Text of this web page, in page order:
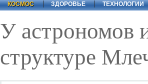
КОСМОС ЗДОРОВЬЕ ТЕХНОЛОГИИ
У астрономов
структуре